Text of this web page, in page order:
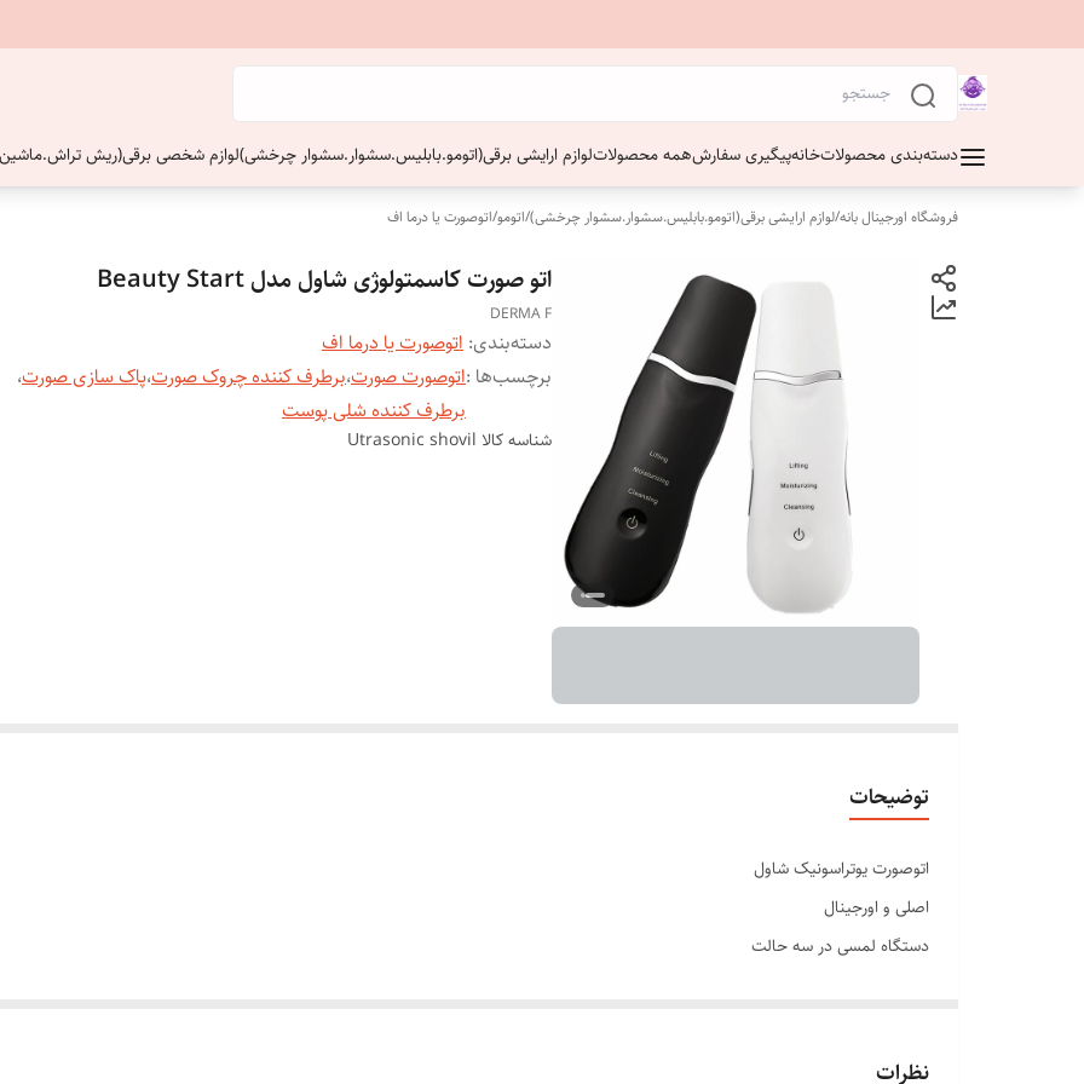
دسته‌بندی محصولاتخانهپیگیری سفارشهمه محصولاتلوازم ارایشی برقی(اتومو.بابلیس.سشوار.سشوار چرخشی)لوازم شخصی برقی(ریش
فروشگاه اورجینال بانه/لوازم ارایشی برقی(اتومو.بابلیس.سشوار.سشوار چرخشی)/اتومو/اتوصورت یا درما اف
اتو صورت کاسمتولوژی شاول مدل Beauty Start
DERMA F
دسته‌بندی: اتوصورت یا درما اف
برچسب‌ها :اتوصورت صورت،برطرف کننده چروک صورت،پاک سازی صورت،
برطرف کننده شلی پوست
شناسه کالا Utrasonic shovil
توضیحات
اتوصورت یوتراسونیک شاول
اصلی و اورجینال
دستگاه لمسی در سه حالت
حذف جوش های سرسیاه و شلی پوست
نظرات